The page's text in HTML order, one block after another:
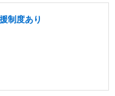
制度あり